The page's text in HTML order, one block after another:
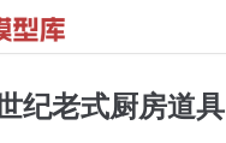
纪老式厨房道具